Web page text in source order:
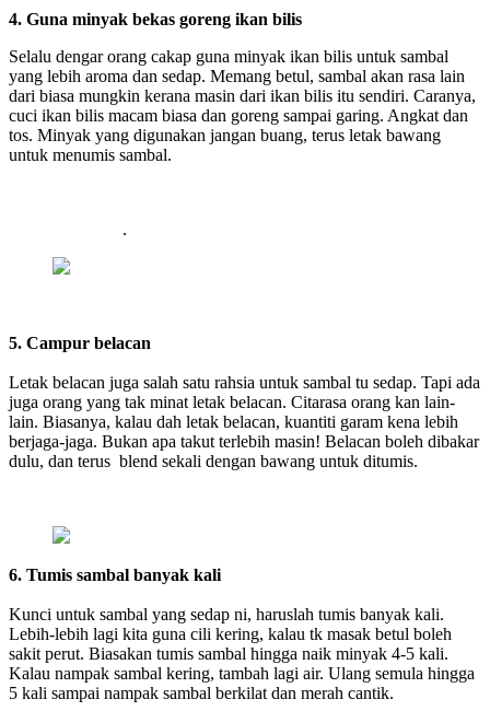
4. Guna minyak bekas goreng ikan bilis
Selalu dengar orang cakap guna minyak ikan bilis untuk sambal
yang lebih aroma dan sedap. Memang betul, sambal akan rasa lain
dari biasa mungkin kerana masin dari ikan bilis itu sendiri. Caranya,
cuci ikan bilis macam biasa dan goreng sampai garing. Angkat dan
tos. Minyak yang digunakan jangan buang, terus letak bawang
untuk menumis sambal.
.
5. Campur belacan
Letak belacan juga salah satu rahsia untuk sambal tu sedap. Tapi ada
juga orang yang tak minat letak belacan. Citarasa orang kan lain-
lain. Biasanya, kalau dah letak belacan, kuantiti garam kena lebih
berjaga-jaga. Bukan apa takut terlebih masin! Belacan boleh dibakar
dulu, dan terus blend sekali dengan bawang untuk ditumis.
6. Tumis sambal banyak kali
Kunci untuk sambal yang sedap ni, haruslah tumis banyak kali.
Lebih-lebih lagi kita guna cili kering, kalau tk masak betul boleh
sakit perut. Biasakan tumis sambal hingga naik minyak 4-5 kali.
Kalau nampak sambal kering, tambah lagi air. Ulang semula hingga
5 kali sampai nampak sambal berkilat dan merah cantik.